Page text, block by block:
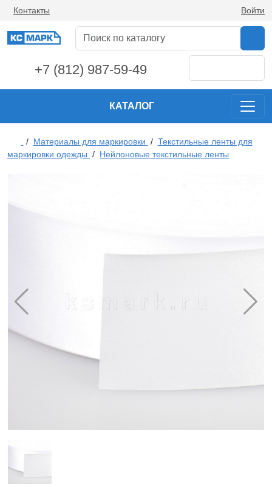
Контакты Войти
+7 (812) 987-59-49
КАТАЛОГ
/ Материалы для маркировки / Текстильные ленты для
маркировки одежды / Нейлоновые текстильные ленты